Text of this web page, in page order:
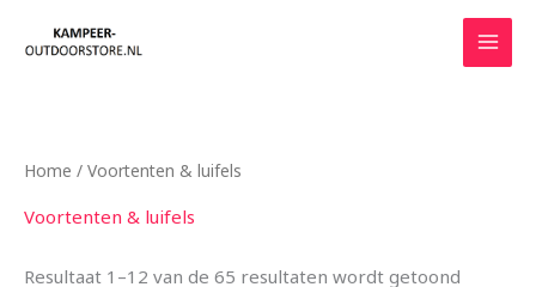
naar
Home / Voortenten & luifels
Voortenten & luifels
Resultaat 1–12 van de 65 resultaten wordt getoond